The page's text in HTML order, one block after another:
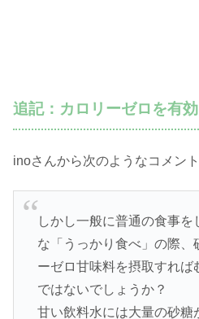
追記：カロリーゼロを有
inoさんから次のようなコメン
しかし一般に普通の食事
な「うっかり食べ」の際、
ーゼロ甘味料を摂取すれば
ではないでしょうか？
甘い飲料水には大量の砂糖